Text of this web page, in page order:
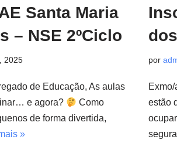
Santa Maria
– NSE 2ºCiclo
2025
de Educação, As aulas
e agora?
Como
de forma divertida,
»
por
estão